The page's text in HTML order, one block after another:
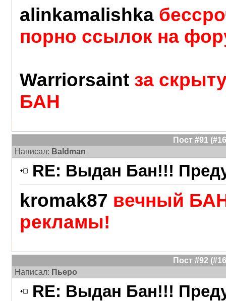
alinkamalishka
порно ссылок на
Warriorsaint за
БАН
Пост #91
Написал: Baldman
RE: Выдан Бан!!!
kromak87 вечный
рекламы!
Пост #92
Написал: Пьеро
RE: Выдан Бан!!!